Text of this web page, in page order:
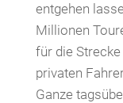
entgehen
Millionen
für die
privaten
Ganze